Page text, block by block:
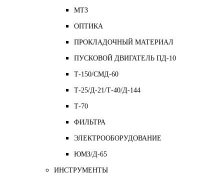
МТЗ
ОПТИКА
ПРОКЛАДОЧНЫЙ МАТЕРИАЛ
ПУСКОВОЙ ДВИГАТЕЛЬ ПД-10
Т-150/СМД-60
Т-25/Д-21/Т-40/Д-144
Т-70
ФИЛЬТРА
ЭЛЕКТРООБОРУДОВАНИЕ
ЮМЗ/Д-65
ИНСТРУМЕНТЫ